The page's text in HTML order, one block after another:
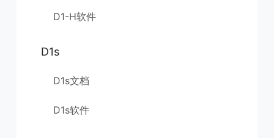
D1-H软件
D1s
D1s文档
D1s软件